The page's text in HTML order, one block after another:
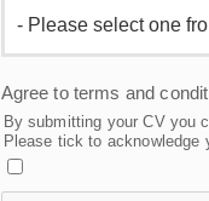
Agree to terms and
By submitting your CV you
Please tick to acknowledge